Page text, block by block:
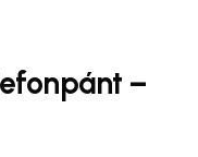
–